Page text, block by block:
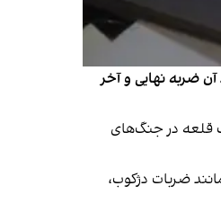
ضربه نهایی و آخر
قلعه در جنگ‌های
ضربات دژکوب،